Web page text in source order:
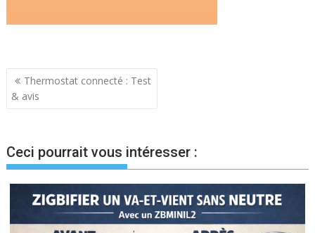
Navigation
de
Thermostat connecté : Test
& avis
Ceci pourrait vous intéresser :